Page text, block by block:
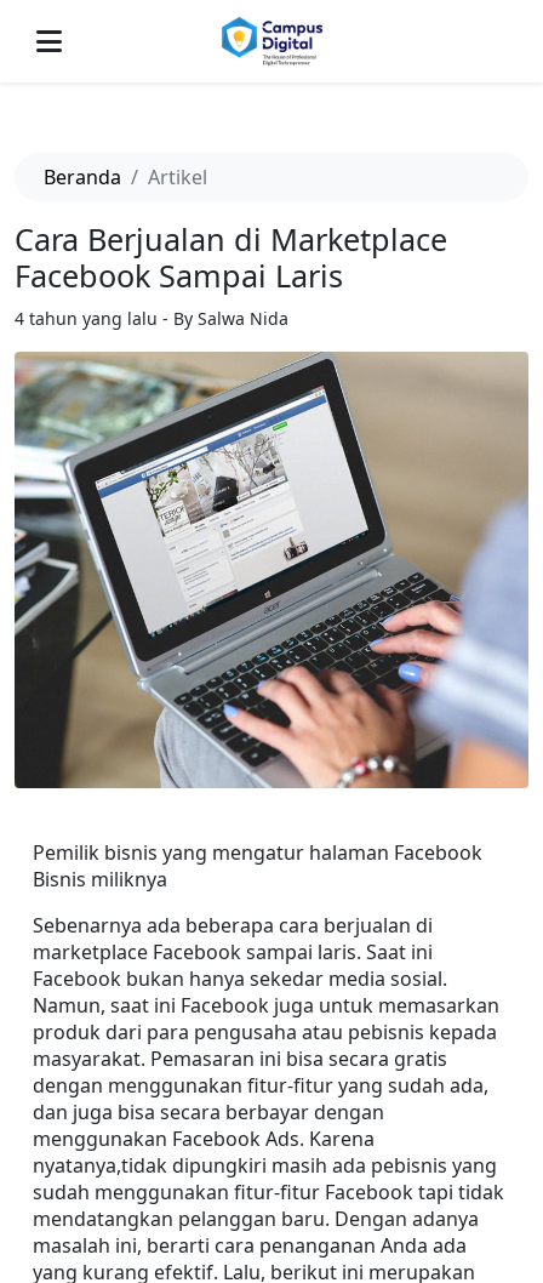
Beranda Artikel
Cara Berjualan di Marketplace
Facebook Sampai Laris
4 tahun yang lalu - By Salwa Nida
Pemilik bisnis yang mengatur halaman Facebook
Bisnis miliknya
Sebenarnya ada beberapa cara berjualan di
marketplace Facebook sampai laris. Saat ini
Facebook bukan hanya sekedar media sosial.
Namun, saat ini Facebook juga untuk memasarkan
produk dari para pengusaha atau pebisnis kepada
masyarakat. Pemasaran ini bisa secara gratis
dengan menggunakan fitur-fitur yang sudah ada,
dan juga bisa secara berbayar dengan
menggunakan Facebook Ads. Karena
nyatanya,tidak dipungkiri masih ada pebisnis yang
sudah menggunakan fitur-fitur Facebook tapi tidak
mendatangkan pelanggan baru. Dengan adanya
masalah ini, berarti cara penanganan Anda ada
yang kurang efektif. Lalu, berikut ini merupakan